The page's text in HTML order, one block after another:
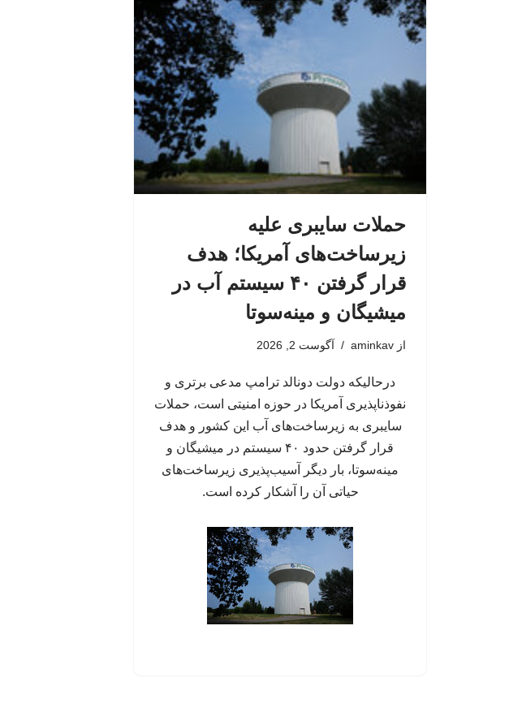
حملات سایبری علیه
زیرساخت‌های آمریکا؛ هدف
قرار گرفتن ۴۰ سیستم آب در
میشیگان و مینه‌سوتا
از aminkav آگوست 2, 2026
درحالیکه دولت دونالد ترامپ مدعی برتری و
نفوذناپذیری آمریکا در حوزه امنیتی است، حملات
سایبری به زیرساخت‌های آب این کشور و هدف
قرار گرفتن حدود ۴۰ سیستم در میشیگان و
مینه‌سوتا، بار دیگر آسیب‌پذیری زیرساخت‌های
حیاتی آن را آشکار کرده است.